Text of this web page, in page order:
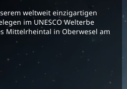
weltweit einzigartigen
im UNESCO Welterbe
Mittelrheintal in Oberwesel am